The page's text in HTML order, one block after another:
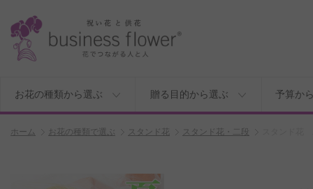
お花の種類から選ぶ 贈る目的から選ぶ 予算か
ホーム お花の種類で選ぶ スタンド花 スタンド花・二段